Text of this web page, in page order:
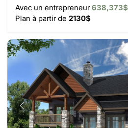
Avec un entrepreneur638,373$
Plan à partir de 2130$